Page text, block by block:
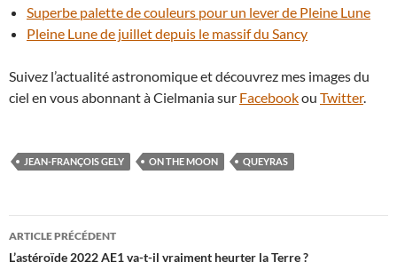
Superbe palette de couleurs pour un lever de Pleine Lune
Pleine Lune de juillet depuis le massif du Sancy
Suivez l’actualité astronomique et découvrez mes images du
ciel en vous abonnant à Cielmania sur Facebookou Twitter.
JEAN-FRANÇOIS GELY ON THE MOON QUEYRAS
Navigation
des
ARTICLE PRÉCÉDENT
L’astéroïde 2022 AE1 va-t-il vraiment heurter la Terre ?